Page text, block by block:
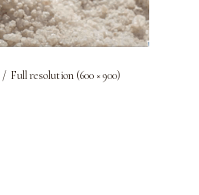
Full resolution (600 × 900)